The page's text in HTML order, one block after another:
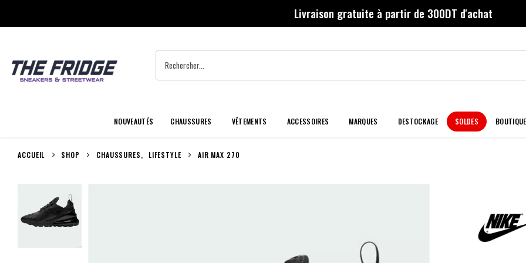
Livraison gratuite à partir de 300DT d'achat
NOUVEAUTÉS CHAUSSURES VÊTEMENTS ACCESSOIRES MARQUES DESTOCKAGE SOLDES
ACCUEIL SHOP CHAUSSURES, LIFESTYLE AIR MAX 270